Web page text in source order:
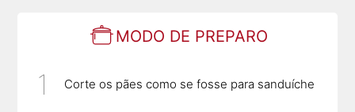
MODO DE PREPARO
Corte os pães como se fosse para sanduíche